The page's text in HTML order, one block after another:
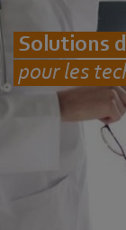
Solutions
pour les